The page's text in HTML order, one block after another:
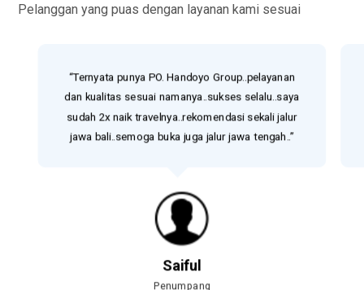
Pelanggan yang puas dengan layanan kami sesuai
“Ternyata punya PO. Handoyo Group..pelayanan
dan kualitas sesuai namanya..sukses selalu..saya
sudah 2x naik travelnya..rekomendasi sekali jalur
jawa bali..semoga buka juga jalur jawa tengah..”
Saiful
Penumpang